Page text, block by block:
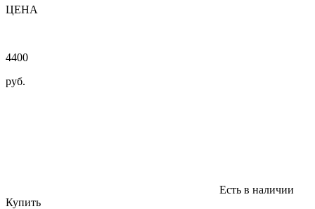
ЦЕНА
4400
руб.
Есть в наличии
Купить